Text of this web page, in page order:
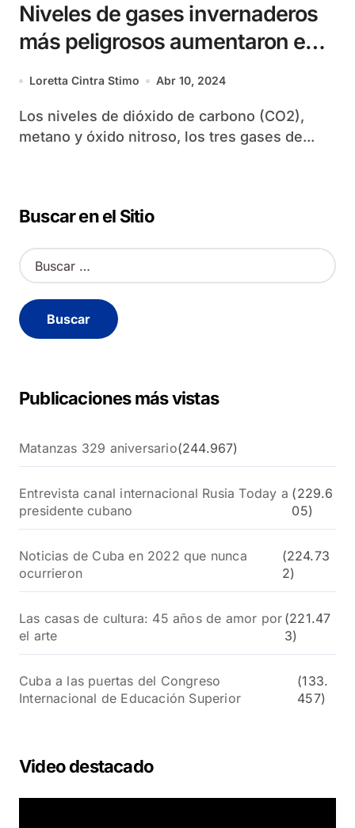
Niveles de gases invernaderos
más peligrosos aumentaron en
2023
Loretta Cintra Stimo Abr 10, 2024
Los niveles de dióxido de carbono (CO2),
metano y óxido nitroso, los tres gases de...
Buscar en el Sitio
B
u
c
a
Publicaciones más vistas
Matanzas 329 aniversario(244.967)
Entrevista canal internacional Rusia Today a
presidente cubano
(229.6
05)
Noticias de Cuba en 2022 que nunca
ocurrieron
(224.73
2)
Las casas de cultura: 45 años de amor por
el arte
(221.47
3)
Cuba a las puertas del Congreso
Internacional de Educación Superior
(133.
457)
Video destacado